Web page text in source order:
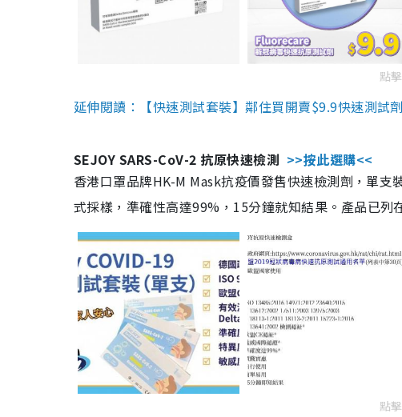
點
延伸閱讀：【快速測試套裝】鄰住買開賣$9.9快速測試
SEJOY SARS-CoV-2 抗原快速檢測 >>按此選購<<
香港口罩品牌HK-M Mask抗疫價發售快速檢測劑，單
式採樣，準確性高達99%，15分鐘就知結果。產品已列
點